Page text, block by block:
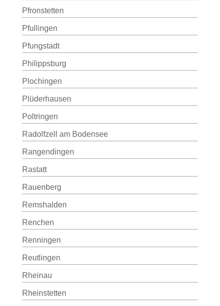
Pfronstetten
Pfullingen
Pfungstadt
Philippsburg
Plochingen
Plüderhausen
Poltringen
Radolfzell am Bodensee
Rangendingen
Rastatt
Rauenberg
Remshalden
Renchen
Renningen
Reutlingen
Rheinau
Rheinstetten